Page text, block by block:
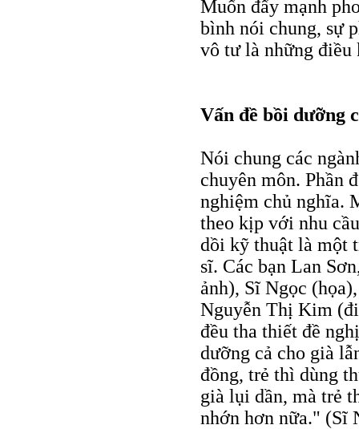
Muốn đẩy mạnh
bình nói chung, sự
vô tư là những điều
Vấn đề bồi dưỡng
Nói chung các
chuyên môn. Phần
nghiệm chủ nghĩa.
theo kịp với nhu
dồi kỹ thuật là một
sĩ. Các bạn Lan
ảnh), Sĩ Ngọc
Nguyễn Thị Kim
đều tha thiết đề
dưỡng cả cho già
đồng, trẻ thì dùng
già lụi dần, mà trẻ
nhớn hơn nữa." (Sĩ